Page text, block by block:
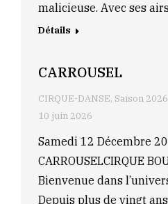
malicieuse. Avec ses
Détails
CARROUSEL
CIRQUE-DANSE, Saison
10 juin 2026
Samedi 12 Décembre
CARROUSELCIRQUE
Bienvenue dans
Depuis plus de vingt